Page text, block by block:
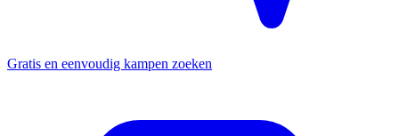
Gratis en eenvoudig kampen zoeken